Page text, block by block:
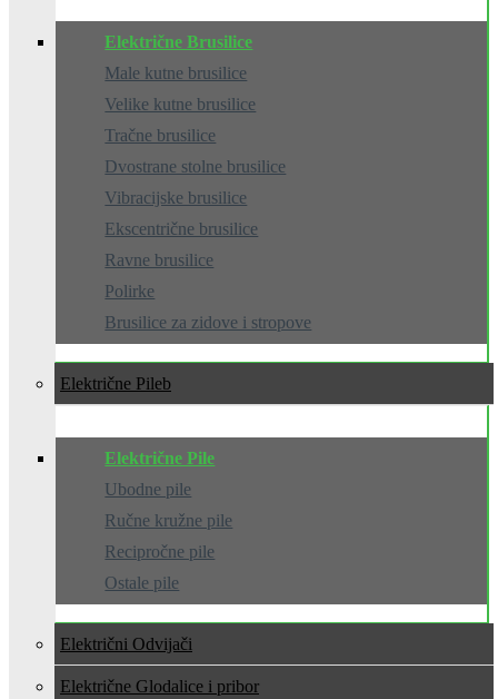
Električne Brusilice
Male kutne brusilice
Velike kutne brusilice
Tračne brusilice
Dvostrane stolne brusilice
Vibracijske brusilice
Ekscentrične brusilice
Ravne brusilice
Polirke
Brusilice za zidove i stropove
Električne Pile
Električne Pile
Ubodne pile
Ručne kružne pile
Recipročne pile
Ostale pile
Električni Odvijači
Električne Glodalice i pribor